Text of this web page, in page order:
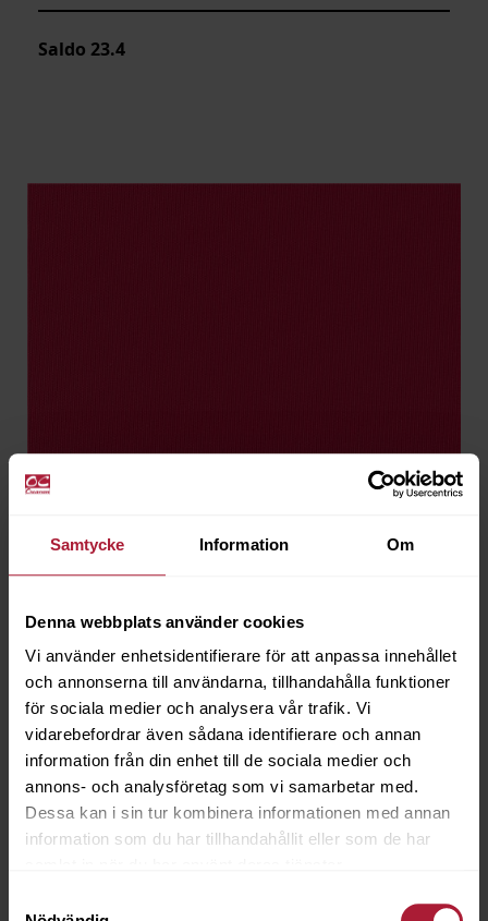
Samtycke Information Om
Denna webbplats använder cookies
Vi använder enhetsidentifierare för att anpassa innehållet
och annonserna till användarna, tillhandahålla funktioner
för sociala medier och analysera vår trafik. Vi
vidarebefordrar även sådana identifierare och annan
information från din enhet till de sociala medier och
annons- och analysföretag som vi samarbetar med.
Dessa kan i sin tur kombinera informationen med annan
information som du har tillhandahållit eller som de har
Saldo 23.4
Sundance Red
SD-709
Saldo19.4